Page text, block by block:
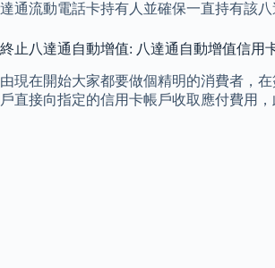
達通流動電話卡持有人並確保一直持有該
終止八達通自動增值: 八達通自動增值信用
由現在開始大家都要做個精明的消費者，
戶直接向指定的信用卡帳戶收取應付費用